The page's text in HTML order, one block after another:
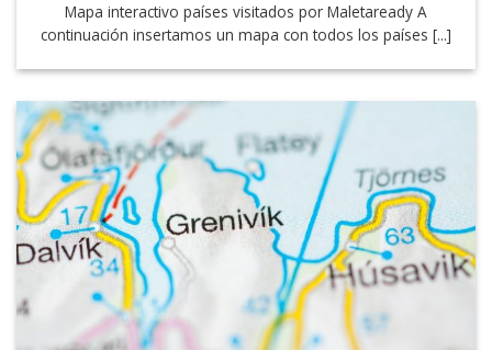
Mapa interactivo países visitados por Maletaready A
continuación insertamos un mapa con todos los países [...]